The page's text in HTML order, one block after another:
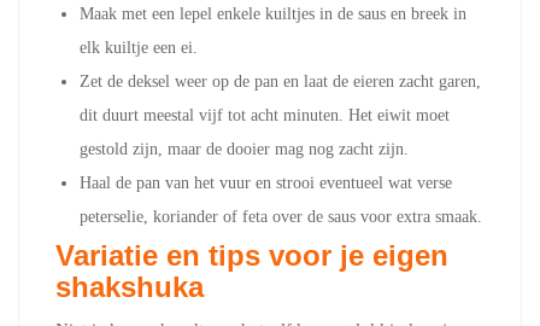
Maak met een lepel enkele kuiltjes in de saus en breek in
elk kuiltje een ei.
Zet de deksel weer op de pan en laat de eieren zacht garen,
dit duurt meestal vijf tot acht minuten. Het eiwit moet
gestold zijn, maar de dooier mag nog zacht zijn.
Haal de pan van het vuur en strooi eventueel wat verse
peterselie, koriander of feta over de saus voor extra smaak.
Variatie en tips voor je eigen
shakshuka